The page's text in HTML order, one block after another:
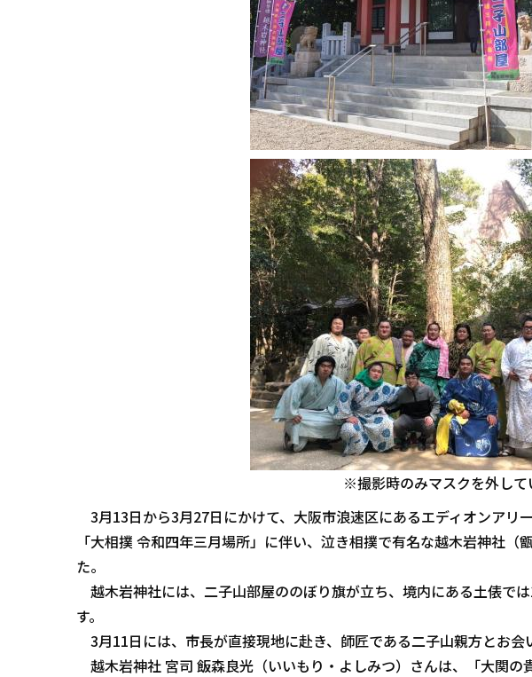
※撮影時のみマスクを外して
3月13日から3月27日にかけて、大阪市浪速区にあるエディオンアリ
「大相撲 令和四年三月場所」に伴い、泣き相撲で有名な越木岩神社
た。
越木岩神社には、二子山部屋ののぼり旗が立ち、境内にある土俵で
す。
3月11日には、市長が直接現地に赴き、師匠である二子山親方とお会
越木岩神社 宮司 飯森良光（いいもり・よしみつ）さんは、「大関